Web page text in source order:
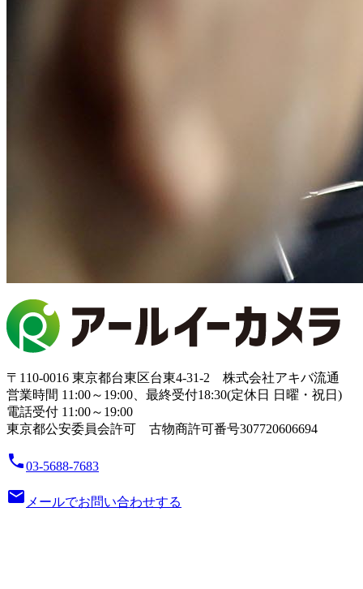
〒110-0016 東京都台東区台東4-31-2 株式会社アキバ流通
営業時間 11:00～19:00、最終受付18:30(定休日 日曜・祝日)
電話受付 11:00～19:00
東京都公安委員会許可 古物商許可番号307720606694
local_phone03-5688-7683
email メールでお問い合わせする